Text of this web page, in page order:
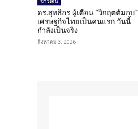
ดร.สุทธิกร ผู้เตือน “วิกฤตต้มกบ”
เศรษฐกิจไทยเป็นคนแรก วันนี้
กำลังเป็นจริง
สิงหาคม 3, 2026